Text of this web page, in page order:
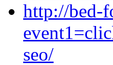
http://bed-
seo/